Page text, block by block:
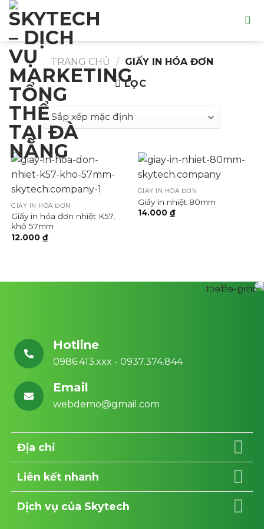
Skip
to
content
TRANG CHỦ / GIẤY IN HÓA ĐƠN
LỌC
GIẤY IN HÓA ĐƠN
Giấy in hóa đơn nhiệt K57,
khổ 57mm
12.000₫
GIẤY IN HÓA ĐƠN
Giấy in nhiệt 80mm
14.000 ₫
Hotline
0986.413.xxx - 0937.374.844
Email
webdemo@gmail.com
Địa chỉ
Liên kết nhanh
Dịch vụ của Skytech